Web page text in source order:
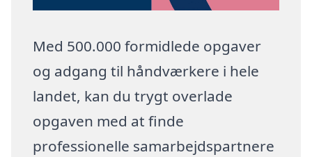
Med 500.000 formidlede opgaver
og adgang til håndværkere i hele
landet, kan du trygt overlade
opgaven med at finde
professionelle samarbejdspartnere